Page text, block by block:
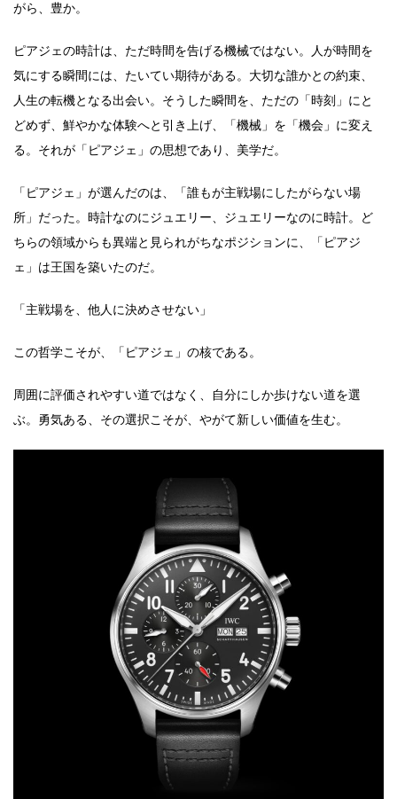
がら、豊か。
ピアジェの時計は、ただ時間を告げる機械ではない。人が時間を
気にする瞬間には、たいてい期待がある。大切な誰かとの約束、
人生の転機となる出会い。そうした瞬間を、ただの「時刻」にと
どめず、鮮やかな体験へと引き上げ、「機械」を「機会」に変え
る。それが「ピアジェ」の思想であり、美学だ。
「ピアジェ」が選んだのは、「誰もが主戦場にしたがらない場
所」だった。時計なのにジュエリー、ジュエリーなのに時計。ど
ちらの領域からも異端と見られがちなポジションに、「ピアジ
ェ」は王国を築いたのだ。
「主戦場を、他人に決めさせない」
この哲学こそが、「ピアジェ」の核である。
周囲に評価されやすい道ではなく、自分にしか歩けない道を選
ぶ。勇気ある、その選択こそが、やがて新しい価値を生む。